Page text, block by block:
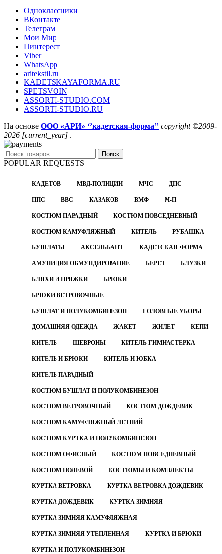
Одноклассники
ВКонтакте
Телеграм
Мои Мир
Пинтерест
Viber
WhatsApp
aritekstil.ru
KADETSKAYAFORMA.RU
SPETSVOIN
ASSORTI-STUDIO.COM
ASSORTI-STUDIO.RU
На основе ООО «АРИ» ‘’кадетская-форма’’ copyright ©2009-
2026 [current_year] .
Поиск
POPULAR REQUESTS
КАДЕТОВ МВД-ПОЛИЦИИ МЧС ДПС
ППС ВВС КАЗАКОВ ВМФ М-П
КОСТЮМ ПАРАДНЫЙ КОСТЮМ ПОВСЕДНЕВНЫЙ
КОСТЮМ КАМУФЛЯЖНЫЙ КИТЕЛЬ РУБАШКА
БУШЛАТЫ АКСЕЛЬБАНТ КАДЕТСКАЯ-ФОРМА
АМУНИЦИЯ ОБМУНДИРОВАНИЕ БЕРЕТ БЛУЗКИ
БЛЯХИ И ПРЯЖКИ БРЮКИ
БРЮКИ ВЕТРОВОЧНЫЕ
БУШЛАТ И ПОЛУКОМБИНЕЗОН ГОЛОВНЫЕ УБОРЫ
ДОМАШНЯЯ ОДЕЖДА ЖАКЕТ ЖИЛЕТ КЕПИ
КИТЕЛЬ ШЕВРОНЫ КИТЕЛЬ ГИМНАСТЕРКА
КИТЕЛЬ И БРЮКИ КИТЕЛЬ И ЮБКА
КИТЕЛЬ ПАРАДНЫЙ
КОСТЮМ БУШЛАТ И ПОЛУКОМБИНЕЗОН
КОСТЮМ ВЕТРОВОЧНЫЙ КОСТЮМ ДОЖДЕВИК
КОСТЮМ КАМУФЛЯЖНЫЙ ЛЕТНИЙ
КОСТЮМ КУРТКА И ПОЛУКОМБИНЕЗОН
КОСТЮМ ОФИСНЫЙ КОСТЮМ ПОВСЕДНЕВНЫЙ
КОСТЮМ ПОЛЕВОЙ КОСТЮМЫ И КОМПЛЕКТЫ
КУРТКА ВЕТРОВКА КУРТКА ВЕТРОВКА ДОЖДЕВИК
КУРТКА ДОЖДЕВИК КУРТКА ЗИМНЯЯ
КУРТКА ЗИМНЯЯ КАМУФЛЯЖНАЯ
КУРТКА ЗИМНЯЯ УТЕПЛЕННАЯ КУРТКА И БРЮКИ
КУРТКА И ПОЛУКОМБИНЕЗОН